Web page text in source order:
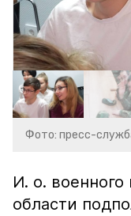
Фото: пресс-
И. о. военного
области